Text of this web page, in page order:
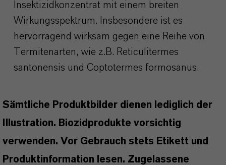
Insektizidkonzentrat mit einem breiten
Wirkungsspektrum. Insbesondere ist es
hervorragend wirksam gegen eine Reihe von
Termitenarten, wie z.B. Reticulitermes
santonensis und Coptotermes formosanus.
Sämtliche Produktbilder dienen lediglich der
Illustration. Biozidprodukte vorsichtig
verwenden. Vor Gebrauch stets Etikett und
Produktinformation lesen. Zugelassene